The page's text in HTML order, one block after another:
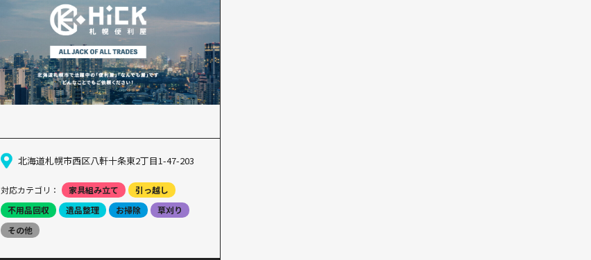
北海道札幌市西区八軒十条東2丁目1-47-203
対応カテゴリ： 家具組み立て
引っ越し
不用品回収
遺品整理 お掃除
草刈り
その他